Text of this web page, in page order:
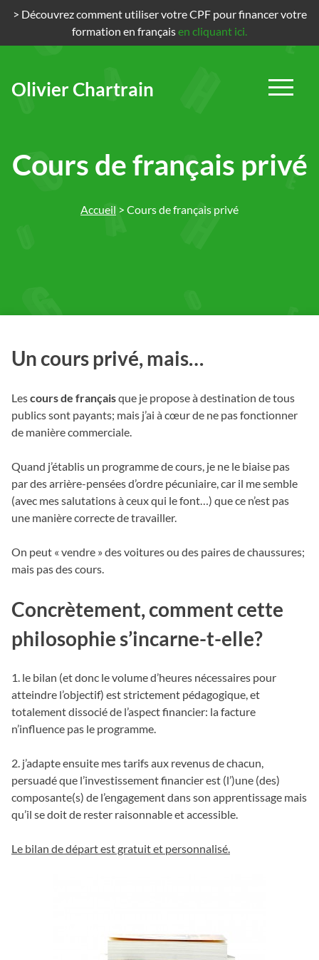
> Découvrez comment utiliser votre CPF pour financer votre
formation en françaisen cliquant ici.
Olivier Chartrain
Cours de français privé
Accueil > Cours de français privé
Un cours privé, mais…
Lescours de françaisque je propose à destination de tous
publics sont payants; mais j’ai à cœur de ne pas fonctionner
de manière commerciale.
Quand j’établis un programme de cours, je ne le biaise pas
par des arrière-pensées d’ordre pécuniaire, car il me semble
(avec mes salutations à ceux qui le font…) que ce n’est pas
une manière correcte de travailler.
On peut « vendre » des voitures ou des paires de chaussures;
mais pas des cours.
Concrètement, comment cette
philosophie s’incarne-t-elle?
1. le bilan (et donc le volume d’heures nécessaires pour
atteindre l’objectif) est strictement pédagogique, et
totalement dissocié de l’aspect financier: la facture
n’influence pas le programme.
2. j’adapte ensuite mes tarifs aux revenus de chacun,
persuadé que l’investissement financier est (l’)une (des)
composante(s) de l’engagement dans son apprentissage mais
qu’il se doit de rester raisonnable et accessible.
Le bilan de départ est gratuit et personnalisé.